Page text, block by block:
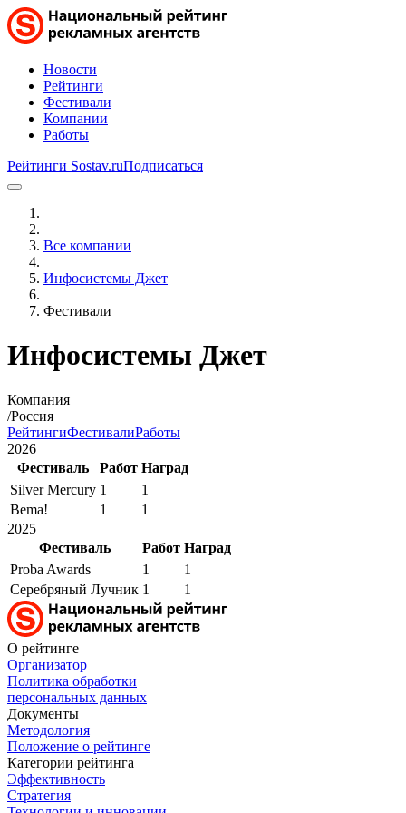
Новости
Рейтинги
Фестивали
Компании
Работы
Рейтинги Sostav.ruПодписаться
Все компании
Инфосистемы Джет
Фестивали
Инфосистемы Джет
Компания
/Россия
РейтингиФестивалиРаботы
2026
Фестиваль
Работ Наград
Silver Mercury 1
1
Bema!
1
1
2025
Фестиваль
Работ Наград
Proba Awards
1
1
Серебряный Лучник 1 1
О рейтинге
Организатор
Политика обработки
персональных данных
Документы
Методология
Положение о рейтинге
Категории рейтинга
Эффективность
Стратегия